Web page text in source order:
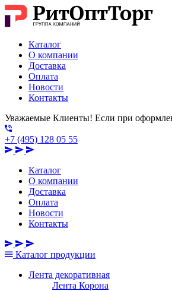
Каталог
О компании
Доставка
Оплата
Новости
Контакты
Уважаемые Клиенты! Если при
+7 (495) 128 05 55
Каталог
О компании
Доставка
Оплата
Новости
Контакты
Каталог продукции
Лента декоративная
Лента Корона